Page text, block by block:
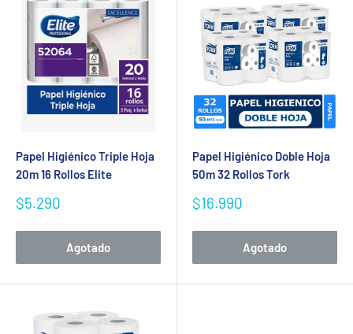
Papel Higiénico Triple Hoja
20m 16 Rollos Elite
Precio
venta
$5.290
Agotado
Papel Higiénico Doble Hoja
50m 32 Rollos Tork
Precio
venta
$16.990
Agotado